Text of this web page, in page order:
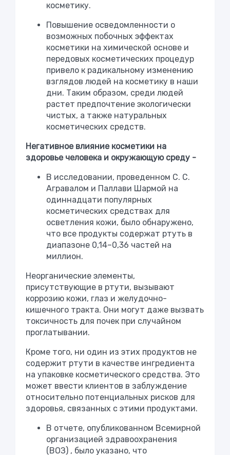
косметику.
Повышение осведомленности о
возможных побочных эффектах
косметики на химической основе и
передовых косметических процедур
привело к радикальному изменению
взглядов людей на косметику в наши
дни. Таким образом, среди людей
растет предпочтение экологически
чистых, а также натуральных
косметических средств.
Негативное влияние косметики на
здоровье человека и окружающую среду -
В исследовании, проведенном С. С.
Агравалом и Паллави Шармой на
одиннадцати популярных
косметических средствах для
осветления кожи, было обнаружено,
что все продукты содержат ртуть в
диапазоне 0,14–0,36 частей на
миллион.
Неорганические элементы,
присутствующие в ртути, вызывают
коррозию кожи, глаз и желудочно-
кишечного тракта. Они могут даже вызвать
токсичность для почек при случайном
проглатывании.
Кроме того, ни один из этих продуктов не
содержит ртути в качестве ингредиента
на упаковке косметического средства. Это
может ввести клиентов в заблуждение
относительно потенциальных рисков для
здоровья, связанных с этими продуктами.
В отчете, опубликованном Всемирной
организацией здравоохранения
(ВОЗ) , было указано, что